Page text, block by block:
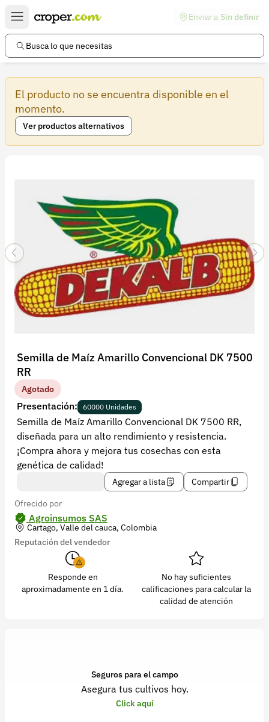
Enviar a Sin definir
Busca lo que necesitas
El producto no se encuentra disponible en el
momento.
Ver productos alternativos
Semilla de Maíz Amarillo Convencional DK 7500
RR
Agotado
Presentación: 60000 Unidades
Semilla de Maíz Amarillo Convencional DK 7500 RR,
diseñada para un alto rendimiento y resistencia.
¡Compra ahora y mejora tus cosechas con esta
genética de calidad!
Agregar a lista
Compartir
Ofrecido por
Agroinsumos SAS
Cartago, Valle del cauca, Colombia
Reputación del vendedor
Responde en
aproximadamente en 1 día.
No hay suficientes
calificaciones para calcular la
calidad de atención
Seguros para el campo
Asegura tus cultivos hoy.
Click aquí
Enlaces de interés
Preguntas frecuentes
Ayuda
Información legal
Términos y condiciones
Cuenta
Iniciar sesión
Registrarse
Recuperar contraseña
Contacto
Soporte
contacto@croper.com
© 2026 Croper.com Todos los derechos reservados
Versión 5.44.0
Síguenos